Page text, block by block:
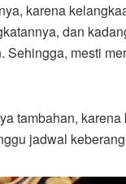
karena
dan
Sehingga, mesti
tambahan,
jadwal